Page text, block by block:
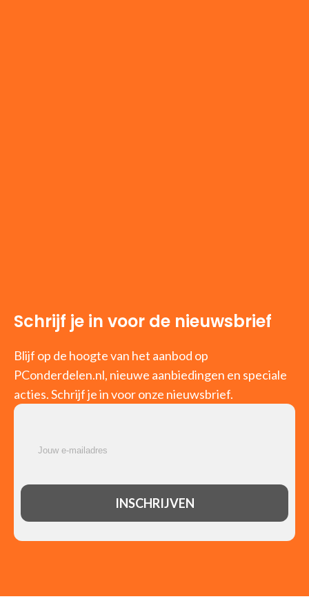
Schrijf je in voor de nieuwsbrief
Blijf op de hoogte van het aanbod op
PConderdelen.nl, nieuwe aanbiedingen en speciale
acties. Schrijf je in voor onze nieuwsbrief.